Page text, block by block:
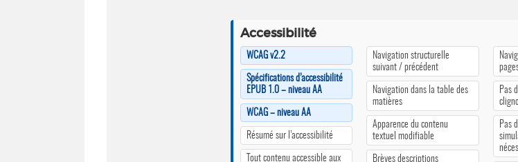
Accessibilité
WCAG v2.2
Spécifications d’accessibilité
EPUB 1.0 – niveau AA
WCAG – niveau AA
Résumé sur l’accessibilité
Tout contenu accessible aux
Navigation structurelle
suivant / précédent
Navigation dans la table des
matières
Apparence du contenu
textuel modifiable
Brèves descriptions
Pas
Pas